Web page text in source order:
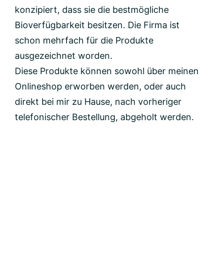
konzipiert, dass sie die bestmögliche
Bioverfügbarkeit besitzen. Die Firma ist
schon mehrfach für die Produkte
ausgezeichnet worden.
Diese Produkte können sowohl über meinen
Onlineshop erworben werden, oder auch
direkt bei mir zu Hause, nach vorheriger
telefonischer Bestellung, abgeholt werden.